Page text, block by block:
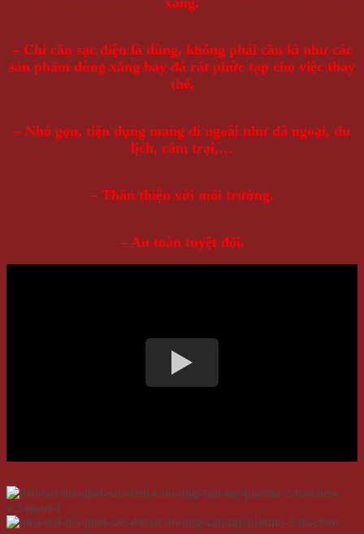
– Chỉ cần sạc điện là dùng, không phải cầu kì như các
sản phẩm dùng xăng hay đá rất phức tạp cho việc thay
thế.
– Nhỏ gọn, tiện dụng mang đi ngoài như dã ngoại, du
lịch, cắm trại,…
– Thân thiện với môi trường.
– An toàn tuyệt đối.